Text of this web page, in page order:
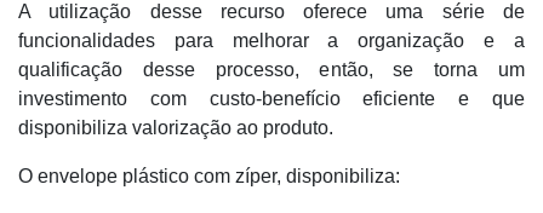
A utilização desse recurso oferece uma série de
funcionalidades para melhorar a organização e a
qualificação desse processo, então, se torna um
investimento com custo-benefício eficiente e que
disponibiliza valorização ao produto.
O envelope plástico com zíper, disponibiliza: